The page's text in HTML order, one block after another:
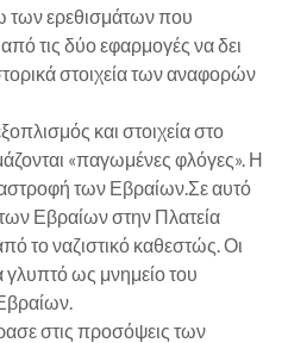
των ερεθισμάτων που
τις δύο εφαρμογές να δει
στοιχεία των αναφορών
και στοιχεία στο
«παγωμένες φλόγες». Η
των Εβραίων.Σε αυτό
Εβραίων στην Πλατεία
το ναζιστικό καθεστώς. Οι
γλυπτό ως μνημείο του
στις προσόψεις των